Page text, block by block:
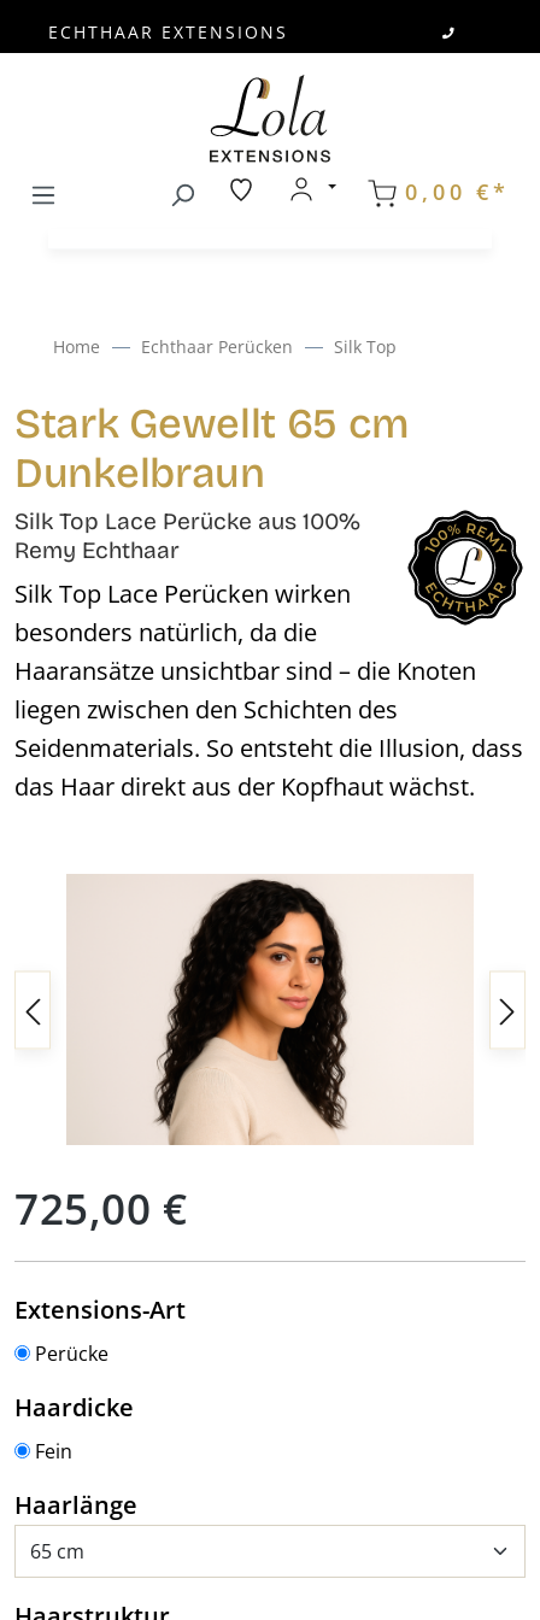
ECHTHAAR EXTENSIONS
0,00 €*
Home Echthaar Perücken Silk Top
Stark Gewellt 65 cm
Dunkelbraun
Silk Top Lace Perücke aus 100%
Remy Echthaar
Silk Top Lace Perücken wirken
besonders natürlich, da die
Haaransätze unsichtbar sind – die Knoten
liegen zwischen den Schichten des
Seidenmaterials. So entsteht die Illusion, dass
das Haar direkt aus der Kopfhaut wächst.
Bildergalerie überspringen
725,00 €
Extensions-Artauswählen
Perücke
Haardicke
Fein
Haarlänge